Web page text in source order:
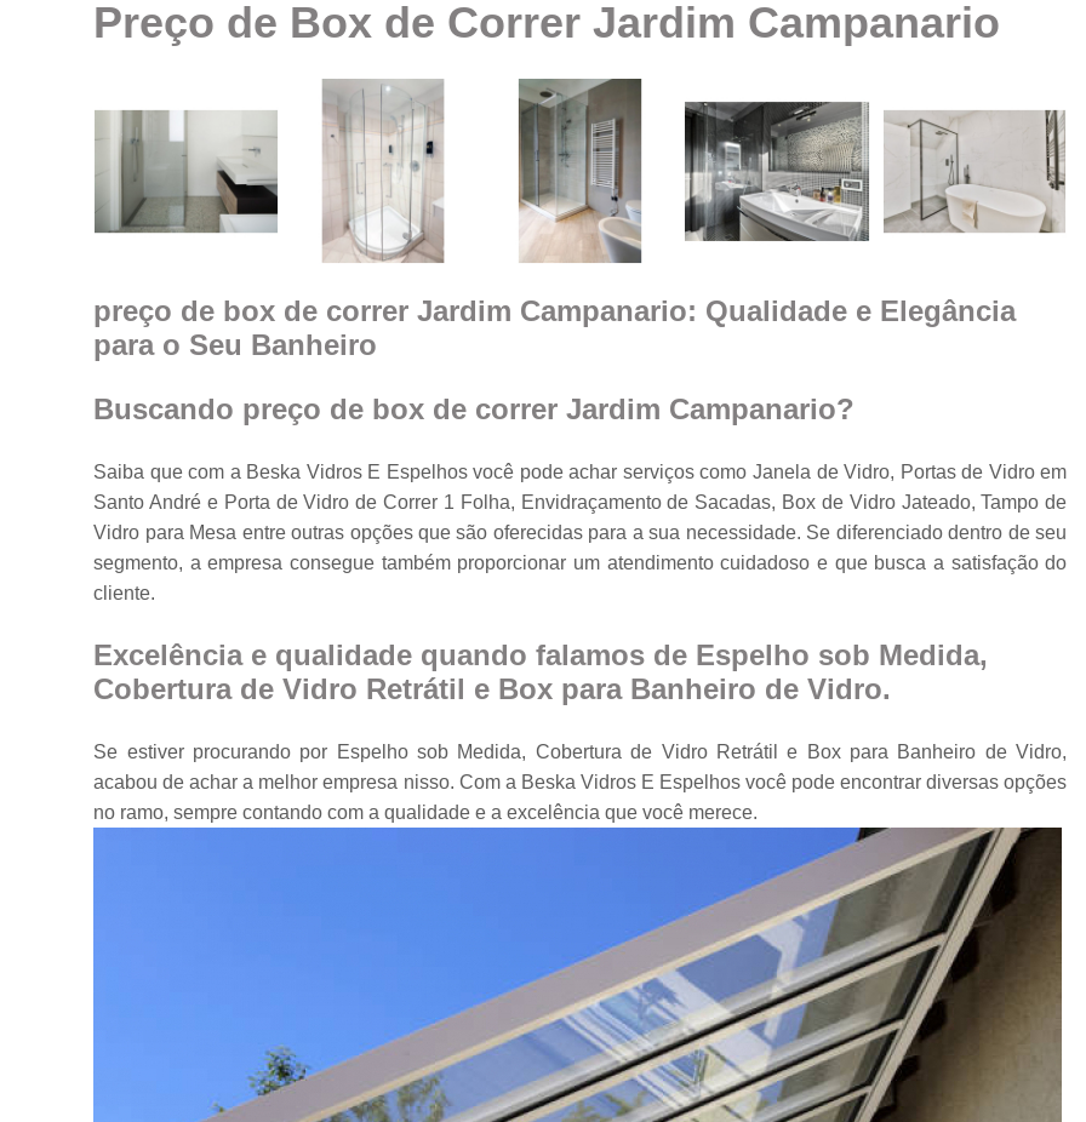
Espelhos em
Espelhos para
ambientes
Fechamento de
Guarda corpo
vidro
Janelas em
vidro
Porta feita de
Portas de vidro
Portas em vidro
temperados
Box Vidro
Box
Box
Box de Vidro
Box de Vidro
Box para
Cobertura de
Cobertura de Vidro
Cobertura
Divisória de
Divisória de Vidro
Divisória de Vidro
Divisória em
Envidraçamento
Fechamento de
Preço de Box de Correr Jardim Campanario
preço de box de correr Jardim Campanario: Qualidade e Elegância
para o Seu Banheiro
Buscando preço de box de correr Jardim Campanario?
Saiba que com a Beska Vidros E Espelhos você pode achar serviços como Janela de Vidro, Portas de Vidro em
Santo André e Porta de Vidro de Correr 1 Folha, Envidraçamento de Sacadas, Box de Vidro Jateado, Tampo de
Vidro para Mesa entre outras opções que são oferecidas para a sua necessidade. Se diferenciado dentro de seu
segmento, a empresa consegue também proporcionar um atendimento cuidadoso e que busca a satisfação do
cliente.
Excelência e qualidade quando falamos de Espelho sob Medida,
Cobertura de Vidro Retrátil e Box para Banheiro de Vidro.
Se estiver procurando por Espelho sob Medida, Cobertura de Vidro Retrátil e Box para Banheiro de Vidro,
acabou de achar a melhor empresa nisso. Com a Beska Vidros E Espelhos você pode encontrar diversas opções
no ramo, sempre contando com a qualidade e a excelência que você merece.